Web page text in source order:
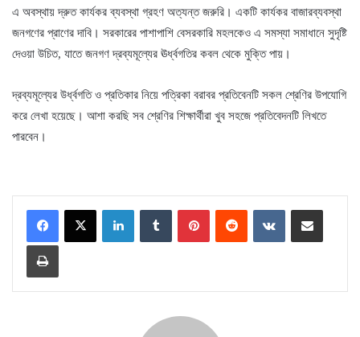
এ অবস্থায় দ্রুত কার্যকর ব্যবস্থা গ্রহণ অত্যন্ত জরুরি। একটি কার্যকর বাজারব্যবস্থা
জনগণের প্রাণের দাবি। সরকারের পাশাপাশি বেসরকারি মহলকেও এ সমস্যা সমাধানে সুদৃষ্টি
দেওয়া উচিত, যাতে জনগণ দ্রব্যমূল্যের ঊর্ধ্বগতির কবল থেকে মুক্তি পায়।
দ্রব্যমূল্যের উর্ধ্বগতি ও প্রতিকার নিয়ে পত্রিকা বরাবর প্রতিবেনটি সকল শ্রেণির উপযোগি
করে লেখা হয়েছে। আশা করছি সব শ্রেণির শিক্ষার্থীরা খুব সহজে প্রতিবেদনটি লিখতে
পারবেন।
LinkedInTumblr PinterestReddit VKontakteShare via Email
Print